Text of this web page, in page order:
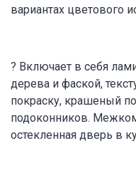
вариантах цветового
? Включает в себя
дерева и фаской,
покраску, крашеный
подоконников.
остекленная дверь в